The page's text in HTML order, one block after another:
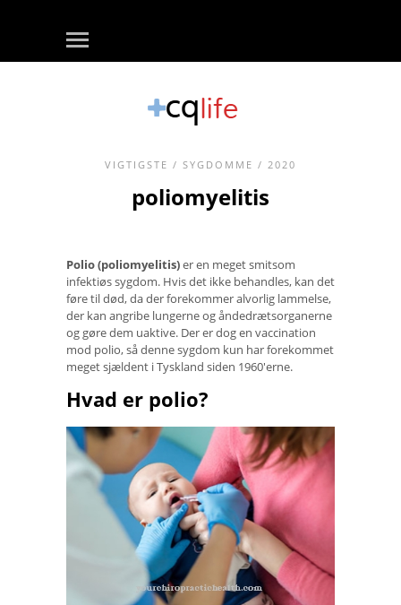
VIGTIGSTE / SYGDOMME / 2020
poliomyelitis
Polio (poliomyelitis)er en meget smitsom
infektiøs sygdom. Hvis det ikke behandles, kan det
føre til død, da der forekommer alvorlig lammelse,
der kan angribe lungerne og åndedrætsorganerne
og gøre dem uaktive. Der er dog en vaccination
mod polio, så denne sygdom kun har forekommet
meget sjældent i Tyskland siden 1960'erne.
Hvad er polio?